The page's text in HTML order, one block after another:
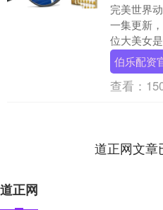
完美世界
一集更新
位大美女
是，随着
场了，这个
伯乐配资
查看：
道正网文章
道正网